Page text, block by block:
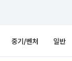
중기/벤처 일반